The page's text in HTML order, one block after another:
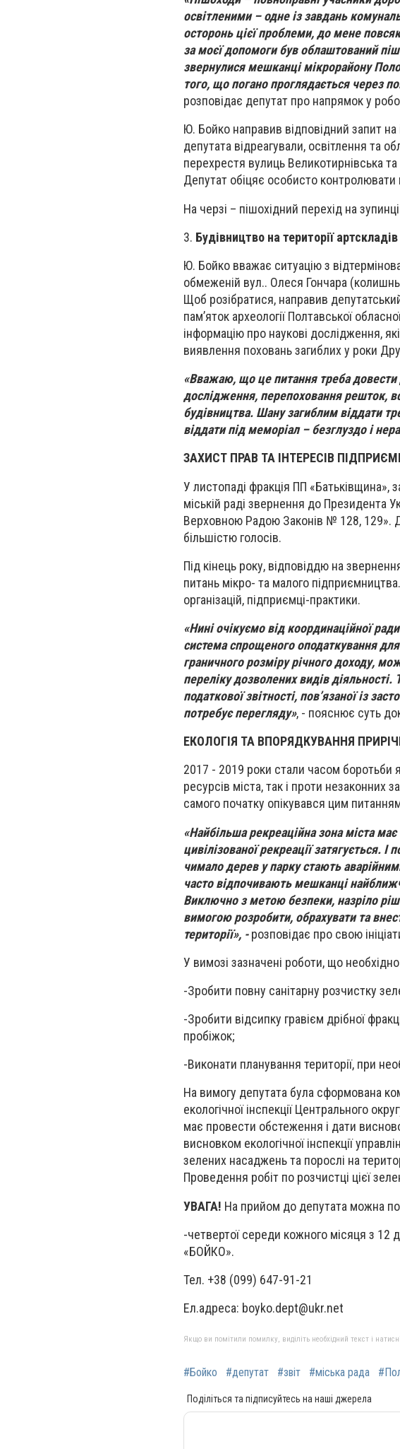
освітленими – одне із завдань
осторонь цієї проблеми, до мене
за моєї допомоги був облаштований
звернулися мешканці мікрорайону
того, що погано проглядається через
розповідає депутат про напрямок у
Ю. Бойко направив відповідний запит на
депутата відреагували, освітлення та
перехрестя вулиць Великотирнівська
Депутат обіцяє особисто контролювати
На черзі – пішохідний перехід на
3. Будівництво на території артскладів
Ю. Бойко вважає ситуацію з
обмеженій вул.. Олеся Гончара
Щоб розібратися, направив
пам’яток археології Полтавської
інформацію про наукові дослідження,
виявлення поховань загиблих у роки
«Вважаю, що це питання треба довести
дослідження, перепоховання решток,
будівництва. Шану загиблим віддати
віддати під меморіал – безглуздо і
ЗАХИСТ ПРАВ ТА ІНТЕРЕСІВ
У листопаді фракція ПП «Батьківщина»,
міській раді звернення до Президента
Верховною Радою Законів № 128, 129».
більшістю голосів.
Під кінець року, відповіддю на
питань мікро- та малого
організацій, підприємці-практики.
«Нині очікуємо від координаційної
система спрощеного оподаткування
граничного розміру річного доходу,
переліку дозволених видів
податкової звітності, пов’язаної із
потребує перегляду», - пояснює суть
ЕКОЛОГІЯ ТА ВПОРЯДКУВАННЯ
2017 - 2019 роки стали часом боротьби
ресурсів міста, так і проти незаконних
самого початку опікувався цим
«Найбільша рекреаційна зона міста
цивілізованої рекреації затягується.
чимало дерев у парку стають
часто відпочивають мешканці
Виключно з метою безпеки, назріло
вимогою розробити, обрахувати та
території», -розповідає про свою
У вимозі зазначені роботи, що
-Зробити повну санітарну розчистку
-Зробити відсипку гравієм дрібної
пробіжок;
-Виконати планування території, при
На вимогу депутата була сформована
екологічної інспекції Центрального
має провести обстеження і дати
висновком екологічної інспекції
зелених насаджень та порослі на
Проведення робіт по розчистці цієї
УВАГА! На прийом до депутата можна
-четвертоїсереди кожного місяця з 12
«БОЙКО».
Тел. +38 (099) 647-91-21
Ел.адреса: boyko.dept@ukr.net
Якщо ви помітили помилку, виділіть необхідний текст і
#Бойко #депутат #звіт #міська рада
Поділіться та підписуйтесь на наші джерела